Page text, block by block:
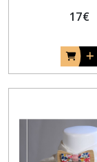
17€